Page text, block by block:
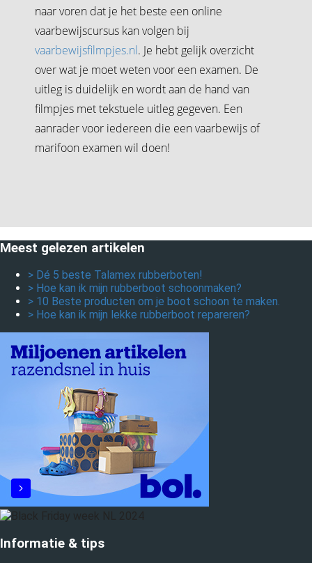
naar voren dat je het beste een online
vaarbewijscursus kan volgen bij
vaarbewijsfilmpjes.nl. Je hebt gelijk overzicht
over wat je moet weten voor een examen. De
uitleg is duidelijk en wordt aan de hand van
filmpjes met tekstuele uitleg gegeven. Een
aanrader voor iedereen die een vaarbewijs of
marifoon examen wil doen!
Meest gelezen artikelen
> Dé 5 beste Talamex rubberboten!
> Hoe kan ik mijn rubberboot schoonmaken?
> 10 Beste producten om je boot schoon te maken.
> Hoe kan ik mijn lekke rubberboot repareren?
Informatie & tips